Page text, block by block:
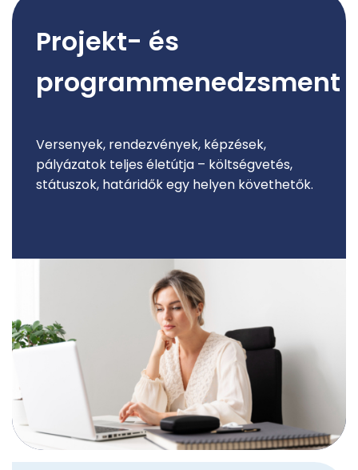
Projekt- és
programmenedzsment
Versenyek, rendezvények, képzések,
pályázatok teljes életútja – költségvetés,
státuszok, határidők egy helyen követhetők.